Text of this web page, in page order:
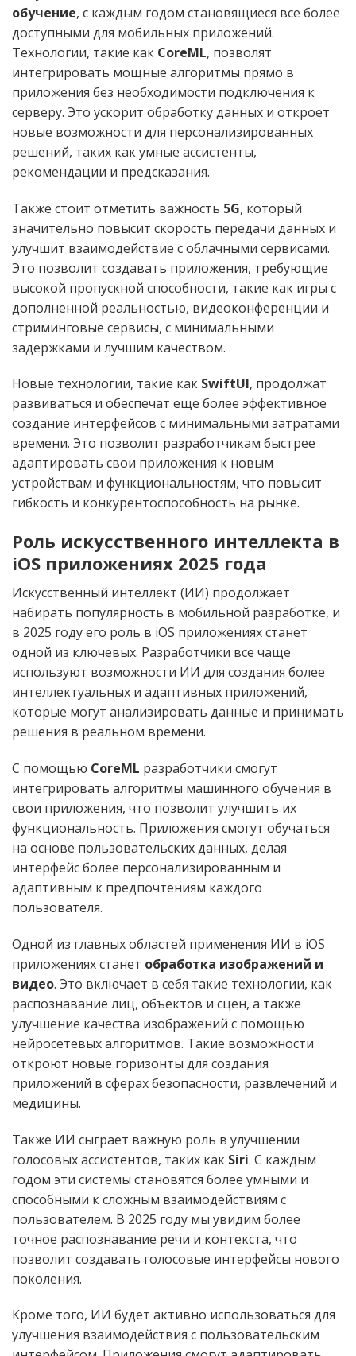
обучение, с каждым годом становящиеся все более
доступными для мобильных приложений.
Технологии, такие как CoreML, позволят
интегрировать мощные алгоритмы прямо в
приложения без необходимости подключения к
серверу. Это ускорит обработку данных и откроет
новые возможности для персонализированных
решений, таких как умные ассистенты,
рекомендации и предсказания.
Также стоит отметить важность 5G, который
значительно повысит скорость передачи данных и
улучшит взаимодействие с облачными сервисами.
Это позволит создавать приложения, требующие
высокой пропускной способности, такие как игры с
дополненной реальностью, видеоконференции и
стриминговые сервисы, с минимальными
задержками и лучшим качеством.
Новые технологии, такие как SwiftUI, продолжат
развиваться и обеспечат еще более эффективное
создание интерфейсов с минимальными затратами
времени. Это позволит разработчикам быстрее
адаптировать свои приложения к новым
устройствам и функциональностям, что повысит
гибкость и конкурентоспособность на рынке.
Роль искусственного интеллекта в
iOS приложениях 2025 года
Искусственный интеллект (ИИ) продолжает
набирать популярность в мобильной разработке, и
в 2025 году его роль в iOS приложениях станет
одной из ключевых. Разработчики все чаще
используют возможности ИИ для создания более
интеллектуальных и адаптивных приложений,
которые могут анализировать данные и принимать
решения в реальном времени.
С помощью CoreML разработчики смогут
интегрировать алгоритмы машинного обучения в
свои приложения, что позволит улучшить их
функциональность. Приложения смогут обучаться
на основе пользовательских данных, делая
интерфейс более персонализированным и
адаптивным к предпочтениям каждого
пользователя.
Одной из главных областей применения ИИ в iOS
приложениях станет обработка изображений и
видео. Это включает в себя такие технологии, как
распознавание лиц, объектов и сцен, а также
улучшение качества изображений с помощью
нейросетевых алгоритмов. Такие возможности
откроют новые горизонты для создания
приложений в сферах безопасности, развлечений и
медицины.
Также ИИ сыграет важную роль в улучшении
голосовых ассистентов, таких как Siri. С каждым
годом эти системы становятся более умными и
способными к сложным взаимодействиям с
пользователем. В 2025 году мы увидим более
точное распознавание речи и контекста, что
позволит создавать голосовые интерфейсы нового
поколения.
Кроме того, ИИ будет активно использоваться для
улучшения взаимодействия с пользовательским